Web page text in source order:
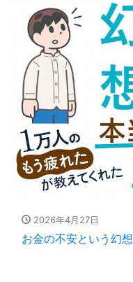
2026年4月27日
お金の不安という幻想